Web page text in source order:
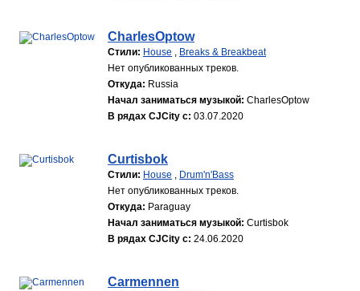
CharlesOptow
Стили: House , Breaks & Breakbeat
Нет опубликованных треков.
Откуда: Russia
Начал заниматься музыкой: CharlesOptow
В рядах CJCity с: 03.07.2020
Curtisbok
Стили: House , Drum'n'Bass
Нет опубликованных треков.
Откуда: Paraguay
Начал заниматься музыкой: Curtisbok
В рядах CJCity с: 24.06.2020
Carmennen